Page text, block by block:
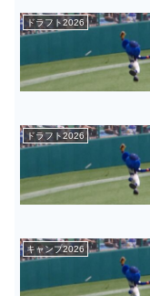
ドラフト2026
ドラフト2026
キャンプ2026